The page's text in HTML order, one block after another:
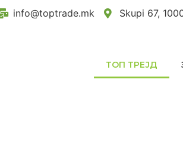
info@toptrade.mk Skupi 67,
ТОП ТРЕЈД